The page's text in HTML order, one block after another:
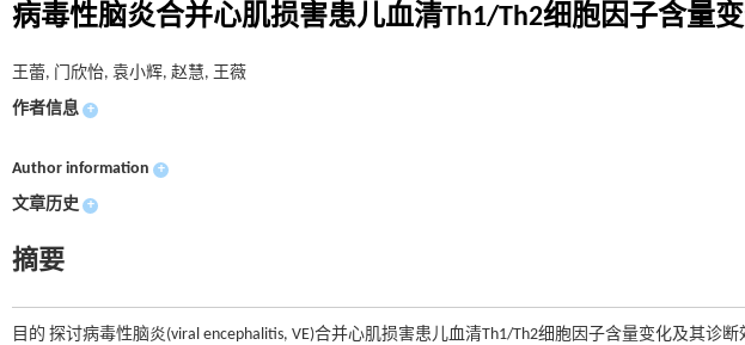
病毒性脑炎合并心肌损害患儿血清Th1/Th2细胞因子含量
王蕾, 门欣怡, 袁小辉, 赵慧, 王薇
作者信息 +
Author information +
文章历史 +
摘要
目的 探讨病毒性脑炎(viral encephalitis, VE)合并心肌损害患儿血清Th1/Th2细胞因子含量变化及其诊